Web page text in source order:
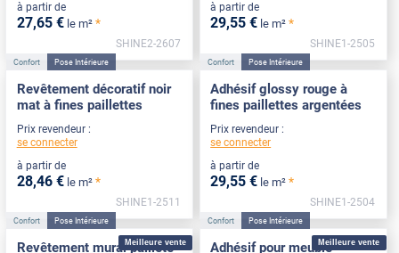
à partir de
27,65 € le m² *
SHINE2-2607
à partir de
29,55 € le m² *
SHINE1-2505
Confort Pose Intérieure
Revêtement décoratif noir
mat à fines paillettes
Prix revendeur :
se connecter
à partir de
28,46 € le m² *
SHINE1-2511
Confort Pose Intérieure
Adhésif glossy rouge à
fines paillettes argentées
Prix revendeur :
se connecter
à partir de
29,55 € le m² *
SHINE1-2504
Meilleure vente
Confort Pose Intérieure
Revêtement mural pailleté Meilleure vente
Confort Pose Intérieure
Adhésif pour meuble